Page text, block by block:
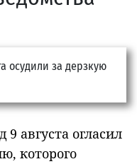
9 августа огласил
которого